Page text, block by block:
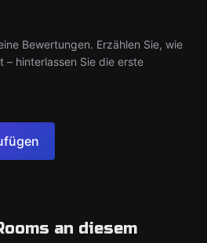
Bewertungen. Erzählen Sie, wie
– hinterlassen Sie die erste
an diesem